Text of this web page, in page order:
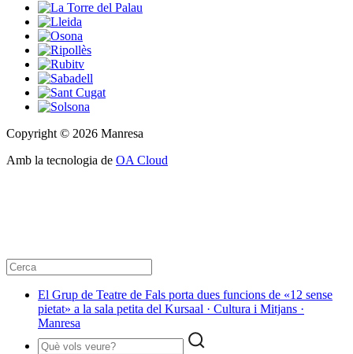
Copyright © 2026 Manresa
Amb la tecnologia de OA Cloud
El Grup de Teatre de Fals porta dues funcions de «12 sense
pietat» a la sala petita del Kursaal · Cultura i Mitjans ·
Manresa